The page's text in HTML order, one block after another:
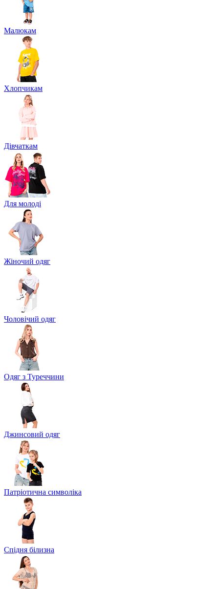
Малюкам
Хлопчикам
Дівчаткам
Для молоді
Жіночий одяг
Чоловічий одяг
Одяг з Туреччини
Джинсовий одяг
Патріотична символіка
Спідня білизна